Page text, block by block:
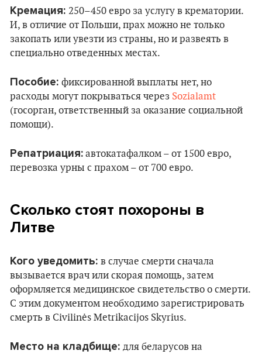
Кремация: 250–450 евро за услугу в крематории.
И, в отличие от Польши, прах можно не только
закопать или увезти из страны, но и развеять в
специально отведенных местах.
Пособие: фиксированной выплаты нет, но
расходы могут покрываться через Sozialamt
(госорган, ответственный за оказание социальной
помощи).
Репатриация: автокатафалком – от 1500 евро,
перевозка урны с прахом – от 700 евро.
Сколько стоят похороны в
Литве
Кого уведомить: в случае смерти сначала
вызывается врач или скорая помощь, затем
оформляется медицинское свидетельство о смерти.
С этим документом необходимо зарегистрировать
смерть в Civilinės Metrikacijos Skyrius.
Место на кладбище: для беларусов на